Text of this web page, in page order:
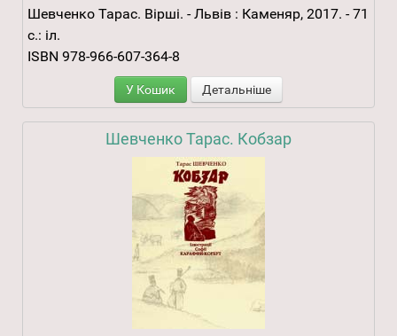
Шевченко Тарас. Вірші. - Львів : Каменяр, 2017. - 71
с.: іл.
ISBN 978-966-607-364-8
У Кошик Детальніше
Шевченко Тарас. Кобзар